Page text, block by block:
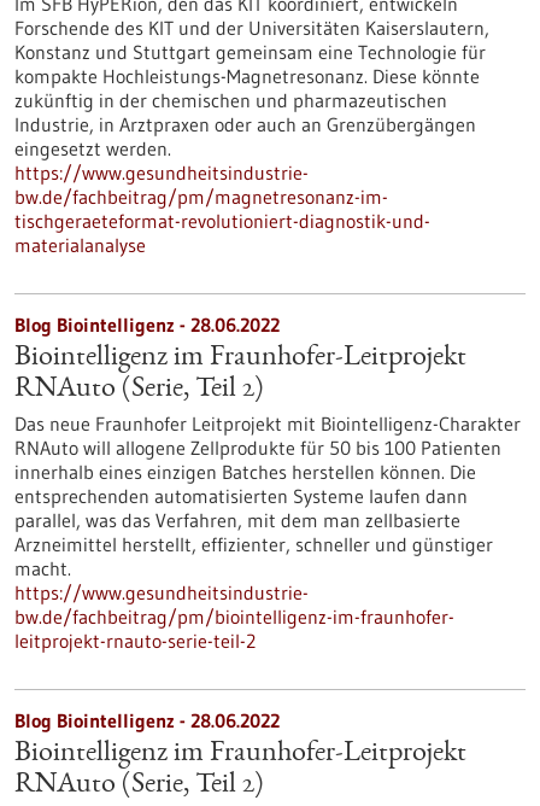
Forschende des KIT und der Universitäten Kaiserslautern,
Konstanz und Stuttgart gemeinsam eine Technologie für
kompakte Hochleistungs-Magnetresonanz. Diese könnte
zukünftig in der chemischen und pharmazeutischen
Industrie, in Arztpraxen oder auch an Grenzübergängen
eingesetzt werden.
https://www.gesundheitsindustrie-
bw.de/fachbeitrag/pm/magnetresonanz-im-
tischgeraeteformat-revolutioniert-diagnostik-und-
materialanalyse
Blog Biointelligenz - 28.06.2022
Biointelligenz im Fraunhofer-Leitprojekt
RNAuto (Serie, Teil 2)
Das neue Fraunhofer Leitprojekt mit Biointelligenz-Charakter
RNAuto will allogene Zellprodukte für 50 bis 100 Patienten
innerhalb eines einzigen Batches herstellen können. Die
entsprechenden automatisierten Systeme laufen dann
parallel, was das Verfahren, mit dem man zellbasierte
Arzneimittel herstellt, effizienter, schneller und günstiger
macht.
https://www.gesundheitsindustrie-
bw.de/fachbeitrag/pm/biointelligenz-im-fraunhofer-
leitprojekt-rnauto-serie-teil-2
Blog Biointelligenz - 28.06.2022
Biointelligenz im Fraunhofer-Leitprojekt
RNAuto (Serie, Teil 2)